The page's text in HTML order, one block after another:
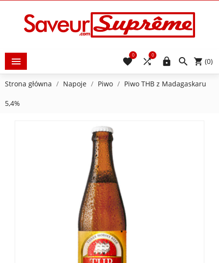
  (0)


0

0
Strona główna Napoje Piwo Piwo THB z Madagaskaru
5,4%